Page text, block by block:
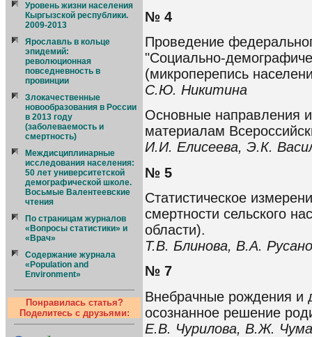
Уровень жизни населения
Кыргызской республики.
2009-2013
Ярославль в кольце
эпидемий:
революционная
повседневность в
провинции
Злокачественные
новообразования в России
в 2013 году
(заболеваемость и
смертность)
Междисциплинарные
исследования населения:
50 лет университетской
демографической школе.
Восьмые Валентеевские
чтения
По страницам журналов
«Вопросы статистики» и
«Врач»
Содержание журнала
«Population and
Environment»
Понравилась статья?
Поделитесь с друзьями:
№ 4
Проведение
"Социально-
(микроперепись
С.Ю. Никитина
Основные направления
материалам
И.И. Елисеева, Э.К.
№ 5
Статистическое
смертности сельского
области).
Т.В. Блинова, В.А.
№ 7
Внебрачные рождения и
осознанное решение
Е.В. Чурилова, В.Ж.